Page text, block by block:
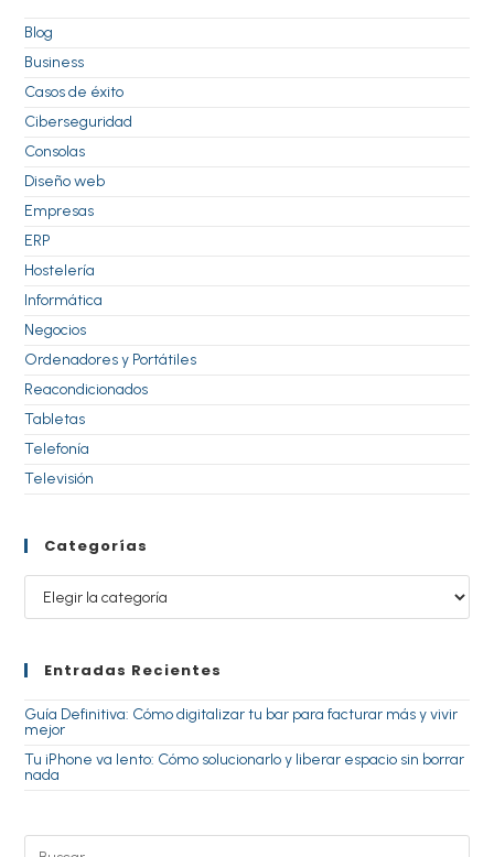
Blog
Business
Casos de éxito
Ciberseguridad
Consolas
Diseño web
Empresas
ERP
Hostelería
Informática
Negocios
Ordenadores y Portátiles
Reacondicionados
Tabletas
Telefonía
Televisión
Categorías
Entradas Recientes
Guía Definitiva: Cómo digitalizar tu bar para facturar más y vivir
mejor
Tu iPhone va lento: Cómo solucionarlo y liberar espacio sin borrar
nada